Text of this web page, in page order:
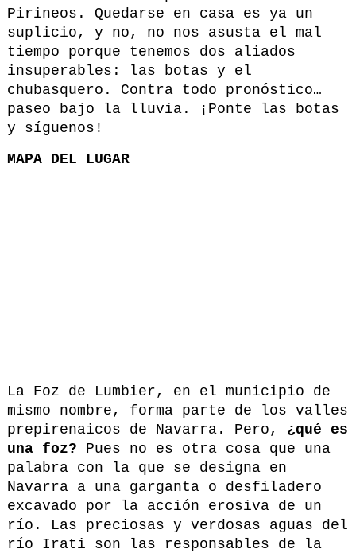
Pirineos. Quedarse en casa es ya un
suplicio, y no, no nos asusta el mal
tiempo porque tenemos dos aliados
insuperables: las botas y el
chubasquero. Contra todo pronóstico…
paseo bajo la lluvia. ¡Ponte las botas
y síguenos!
MAPA DEL LUGAR
La Foz de Lumbier, en el municipio de
mismo nombre, forma parte de los valles
prepirenaicos de Navarra. Pero, ¿qué es
una foz? Pues no es otra cosa que una
palabra con la que se designa en
Navarra a una garganta o desfiladero
excavado por la acción erosiva de un
río. Las preciosas y verdosas aguas del
río Irati son las responsables de la